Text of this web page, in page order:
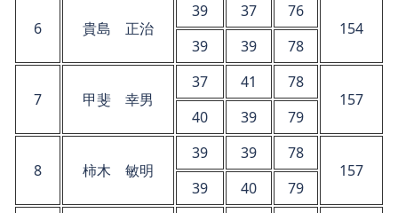
6 貴島 正治
39 37
76
154
39
39 78
7 甲斐 幸男
37 41
78
157
40
39 79
8 柿木 敏明
39 39
78
157
39
40 79